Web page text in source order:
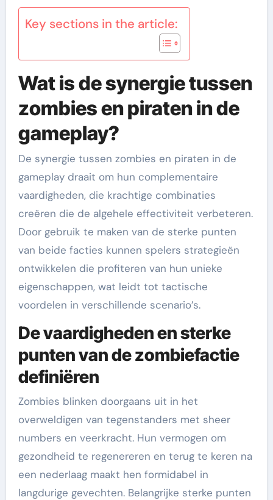
Key sections in the article:
Wat is de synergie tussen
zombies en piraten in de
gameplay?
De synergie tussen zombies en piraten in de
gameplay draait om hun complementaire
vaardigheden, die krachtige combinaties
creëren die de algehele effectiviteit verbeteren.
Door gebruik te maken van de sterke punten
van beide facties kunnen spelers strategieën
ontwikkelen die profiteren van hun unieke
eigenschappen, wat leidt tot tactische
voordelen in verschillende scenario’s.
De vaardigheden en sterke
punten van de zombiefactie
definiëren
Zombies blinken doorgaans uit in het
overweldigen van tegenstanders met sheer
numbers en veerkracht. Hun vermogen om
gezondheid te regenereren en terug te keren na
een nederlaag maakt hen formidabel in
langdurige gevechten. Belangrijke sterke punten